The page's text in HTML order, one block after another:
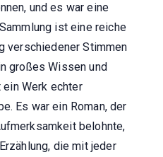
und es war eine
ist eine reiche
verschiedener Stimmen
großes Wissen und
Werk echter
Es war ein Roman, der
belohnte,
die mit jeder